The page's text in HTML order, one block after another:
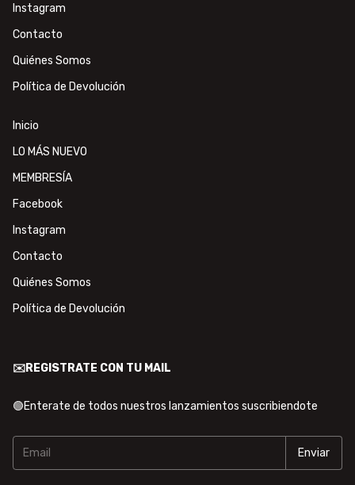
Instagram
Contacto
Quiénes Somos
Política de Devolución
Inicio
LO MÁS NUEVO
MEMBRESÍA
Facebook
Instagram
Contacto
Quiénes Somos
Política de Devolución
✉️REGISTRATE CON TU MAIL
🟢Enterate de todos nuestros lanzamientos suscribiendote